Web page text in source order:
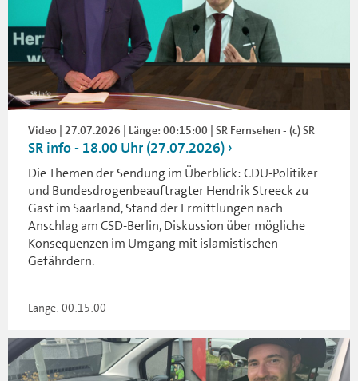
Video | 27.07.2026 | Länge: 00:15:00 | SR Fernsehen - (c) SR
SR info - 18.00 Uhr (27.07.2026)
Die Themen der Sendung im Überblick: CDU-Politiker
und Bundesdrogenbeauftragter Hendrik Streeck zu
Gast im Saarland, Stand der Ermittlungen nach
Anschlag am CSD-Berlin, Diskussion über mögliche
Konsequenzen im Umgang mit islamistischen
Gefährdern.
Länge: 00:15:00